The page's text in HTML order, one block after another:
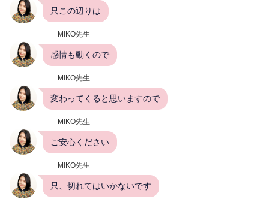
只この辺りは
MIKO先生
感情も動くので
MIKO先生
変わってくると思いますので
MIKO先生
ご安心ください
MIKO先生
只、切れてはいかないです